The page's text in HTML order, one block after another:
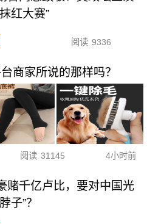
红大赛”
阅读 9336
商家所说的那样吗？
阅读 31145 4小时前
赌千亿卢比，要对中国光
子”？